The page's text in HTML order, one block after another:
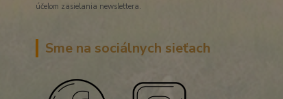
účelom zasielania newslettera.
Sme na sociálnych sieťach